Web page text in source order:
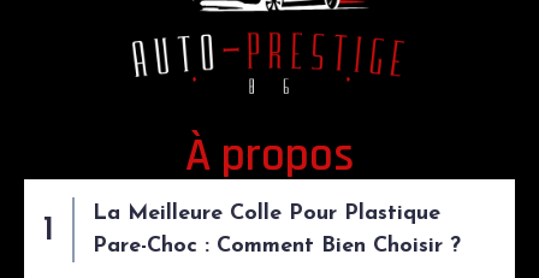
À propos
La Meilleure Colle Pour Plastique
Pare-Choc : Comment Bien Choisir ?